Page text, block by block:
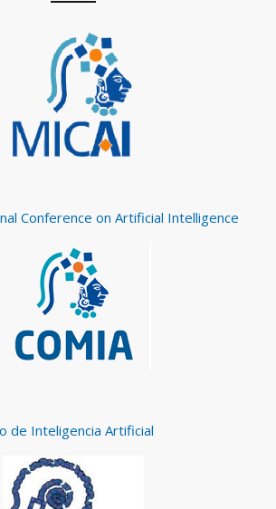
Conference on Artificial Intelligence
de Inteligencia Artificial